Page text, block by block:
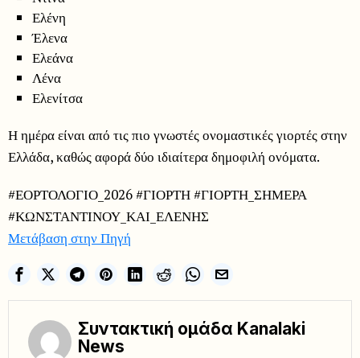
Ελένη
Έλενα
Ελεάνα
Λένα
Ελενίτσα
Η ημέρα είναι από τις πιο γνωστές ονομαστικές γιορτές στην
Ελλάδα, καθώς αφορά δύο ιδιαίτερα δημοφιλή ονόματα.
#ΕΟΡΤΟΛΟΓΙΟ_2026 #ΓΙΟΡΤΗ #ΓΙΟΡΤΗ_ΣΗΜΕΡΑ
#ΚΩΝΣΤΑΝΤΙΝΟΥ_ΚΑΙ_ΕΛΕΝΗΣ
Μετάβαση στην Πηγή
Συντακτική ομάδα Kanalaki
News